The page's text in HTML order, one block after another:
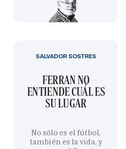
FERRAN NO
ENTIENDE CUÁL ES
SU LUGAR
No sólo es el fútbol,
también es la vida, y
SALVADOR SOSTRES